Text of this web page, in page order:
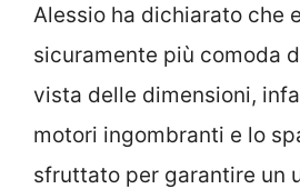
Alessio ha dichiarato che
sicuramente più comoda
vista delle dimensioni,
motori ingombranti e lo
sfruttato per garantire un